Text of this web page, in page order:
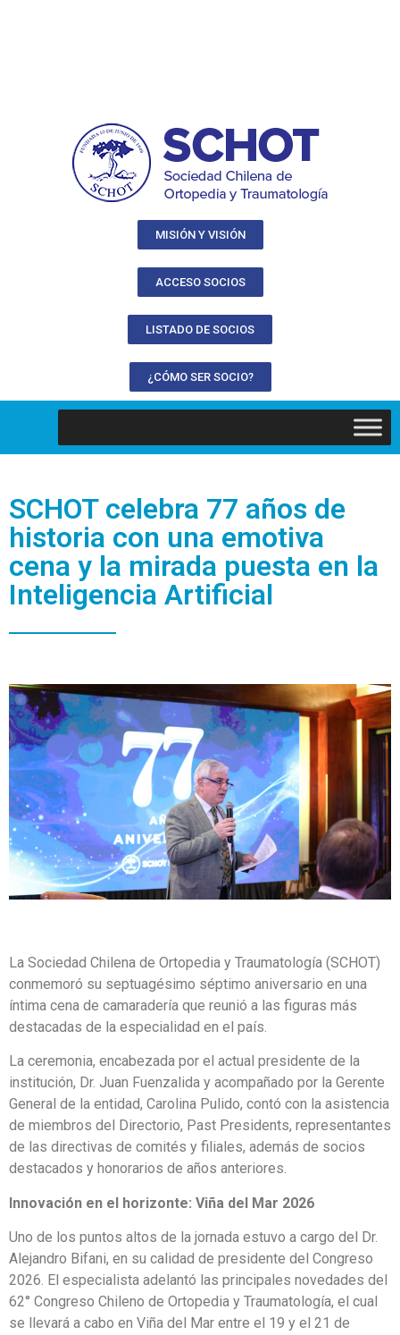
MISIÓN Y VISIÓN
ACCESO SOCIOS
LISTADO DE SOCIOS
¿CÓMO SER SOCIO?
SCHOT celebra 77 años de
historia con una emotiva
cena y la mirada puesta en la
Inteligencia Artificial
La Sociedad Chilena de Ortopedia y Traumatología (SCHOT)
conmemoró su septuagésimo séptimo aniversario en una
íntima cena de camaradería que reunió a las figuras más
destacadas de la especialidad en el país.
La ceremonia, encabezada por el actual presidente de la
institución, Dr. Juan Fuenzalida y acompañado por la Gerente
General de la entidad, Carolina Pulido, contó con la asistencia
de miembros del Directorio, Past Presidents, representantes
de las directivas de comités y filiales, además de socios
destacados y honorarios de años anteriores.
Innovación en el horizonte: Viña del Mar 2026
Uno de los puntos altos de la jornada estuvo a cargo del Dr.
Alejandro Bifani, en su calidad de presidente del Congreso
2026. El especialista adelantó las principales novedades del
62° Congreso Chileno de Ortopedia y Traumatología, el cual
se llevará a cabo en Viña del Mar entre el 19 y el 21 de